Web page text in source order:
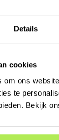
Details
cookies
om ons
te
Bekijk
waar tijd
verwennen
vind je de
luxe
kunt
geneugten